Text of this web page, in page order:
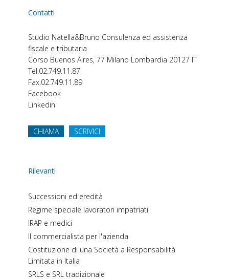
Contatti
Studio Natella&Bruno Consulenza ed assistenza
fiscale e tributaria
Corso Buenos Aires, 77 Milano Lombardia 20127 IT
Tel.02.749.11.87
Fax.02.749.11.89
Facebook
Linkedin
CHIAMA SCRIVICI
Rilevanti
Successioni ed eredità
Regime speciale lavoratori impatriati
IRAP e medici
Il commercialista per l'azienda
Costituzione di una Società a Responsabilità
Limitata in Italia
SRLS e SRL tradizionale